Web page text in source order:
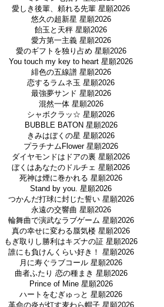
愛しき後輩、頼れる先輩 星願2026
悠久の超新星 星願2026
飴玉と天秤 星願2026
愛方第一主義 星願2026
愛のギフトを独り占め 星願2026
You touch my key to heart 星願2026
緋色の五線譜 星願2026
恋するラムネ玉 星願2026
最強夢サンド 星願2026
混然一体 星願2026
シャボクラッ☆ 星願2026
BUBBLE BATON 星願2026
きみはぼくの星 星願2026
プラチナムFlower 星願2026
ダイヤモンドはドアの裏 星願2026
ぼくはあなたのドルチェ 星願2026
死神は煙に巻かれる 星願2026
Stand by you. 星願2026
つかんだ打球に封じた誓い 星願2026
永遠の交響曲 星願2026
輪舞曲で演武なラブゲーム 星願2026
真の幸せに変わる蜃気楼 星願2026
もぎ取りし勝利はキズナの証 星願2026
誰にも負けんくらい好き！ 星願2026
月に寿ぐラブコール 星願2026
曲者ふたり 恋の種まき 星願2026
Prince of Mine 星願2026
ハートをむぎゅっと 星願2026
革命の炎が灯す麦わら帽子 星願2026